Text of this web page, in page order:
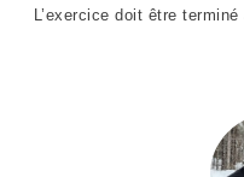
L’exercice doit être